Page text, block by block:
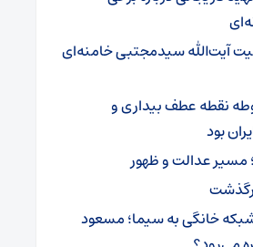
آیت‌الله سیدمجتبی خامنه‌ای
نقطه عطف بیداری و
بود
مسیر عدالت و ظهور
شبکه خانگی به سیما؛ مسعود